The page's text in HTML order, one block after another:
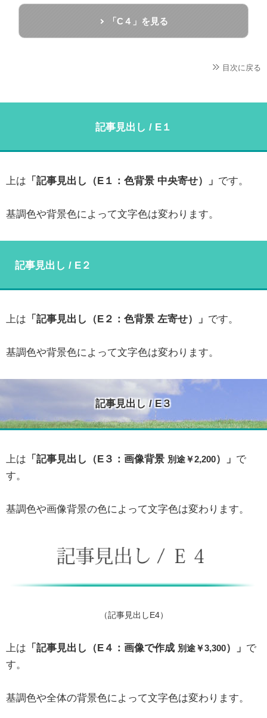
「C４」を見る
目次に戻る
記事見出し / E１
上は 「記事見出し（E１：色背景 中央寄せ）」 です。
基調色や背景色によって文字色は変わります。
記事見出し / E２
上は 「記事見出し（E２：色背景 左寄せ）」 です。
基調色や背景色によって文字色は変わります。
記事見出し / E３
上は 「記事見出し（E３：画像背景 別途￥2,200）」 で
す。
基調色や画像背景の色によって文字色は変わります。
（記事見出しE4）
上は 「記事見出し（E４：画像で作成 別途￥3,300）」 で
す。
基調色や全体の背景色によって文字色は変わります。